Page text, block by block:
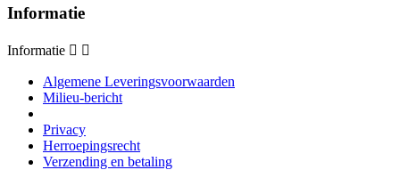
Informatie
Informatie  
Algemene Leveringsvoorwaarden
Milieu-bericht
Privacy
Herroepingsrecht
Verzending en betaling